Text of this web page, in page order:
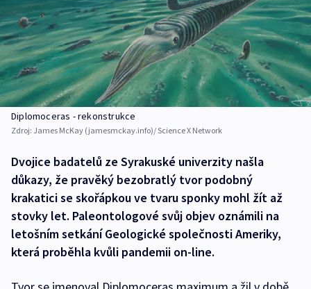
Diplomoceras - rekonstrukce
Zdroj: James McKay (jamesmckay.info)/ Science X Network
Dvojice badatelů ze Syrakuské univerzity našla
důkazy, že pravěký bezobratlý tvor podobný
krakatici se skořápkou ve tvaru sponky mohl žít až
stovky let. Paleontologové svůj objev oznámili na
letošním setkání Geologické společnosti Ameriky,
která proběhla kvůli pandemii on-line.